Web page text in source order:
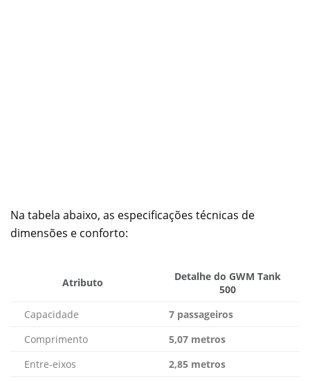
Na tabela abaixo, as especificações técnicas de
dimensões e conforto:
Atributo
Detalhe do GWM Tank
500
Capacidade
7 passageiros
Comprimento
5,07 metros
Entre-eixos
2,85 metros